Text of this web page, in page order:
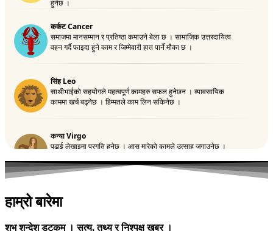
हाम्रो बारेमा
शुभ शन्देश डटकम । सत्य, तथ्य र निश्पक्ष खबर ।